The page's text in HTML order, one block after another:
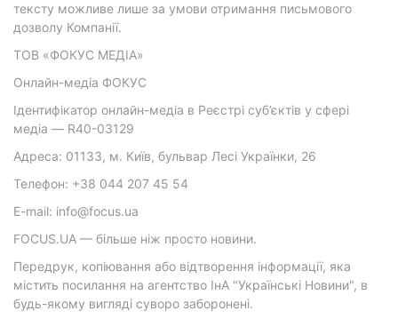
тексту можливе лише за умови отримання письмового
дозволу Компанії.
ТОВ «ФОКУС МЕДІА»
Онлайн-медіа ФОКУС
Ідентифікатор онлайн-медіа в Реєстрі суб’єктів у сфері
медіа — R40-03129
Адреса: 01133, м. Київ, бульвар Лесі Українки, 26
Телефон: +38 044 207 45 54
E-mail: info@focus.ua
FOCUS.UA — більше ніж просто новини.
Передрук, копіювання або відтворення інформації, яка
містить посилання на агентство ІнА "Українські Новини", в
будь-якому вигляді суворо заборонені.